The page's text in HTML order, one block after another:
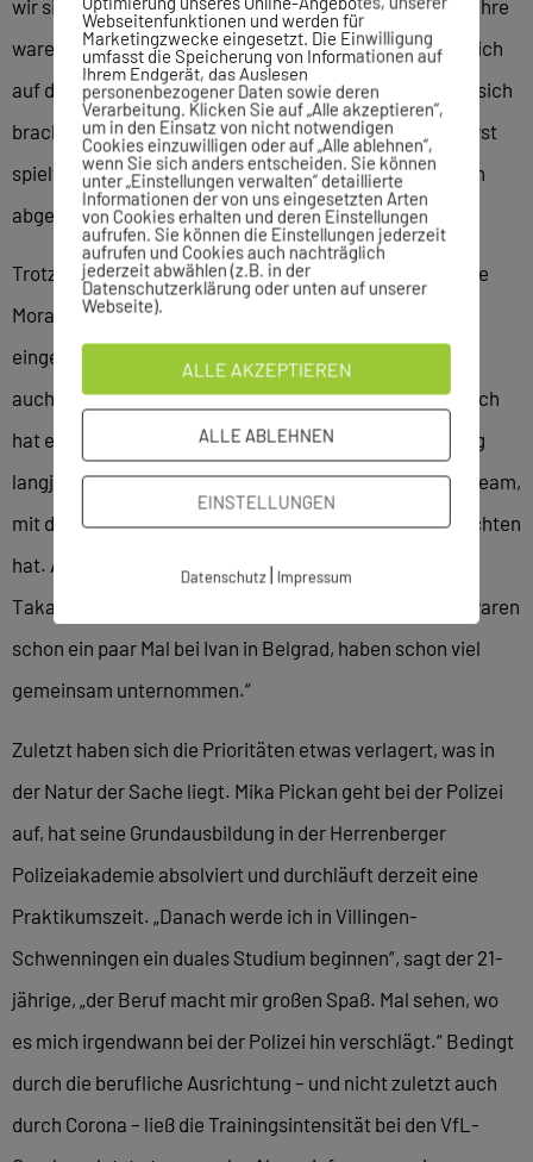
wir sicherlich zufrieden sein, aber die letzten beiden Jahre
waren doch etwas frustrierend“, meint er und bezieht sich
auf die Unwägbarkeiten, die die Corona-Pandemie mit sich
brachte. „Man wusste nie so recht, wo man dran war. Erst
spielten wir um den Aufstieg mit, dann wurde die Saison
abgebrochen, jetzt wurde nur die Hälfte gespielt.“
Trotzdem, und darauf legt Mika Pickan Wert, stimme die
Moral in der Mannschaft. „Wir sind eine recht
eingeschweißte Truppe, verstehen uns in der Halle und
auch außerhalb super.“ Was nicht verwundert, schließlich
hat er mit Sven Stolz, Thomas Barth und Carlos Dettling
langjährige Weggefährten ähnlichen Alters in seinem Team,
mit denen er schon zahlreiche (Wett-)Kämpfe ausgefochten
hat. Auch mit der VfL-Nummer eins, dem Serben Ivan
Takac, befindet man sich auf einer Wellenlänge. „Wir waren
schon ein paar Mal bei Ivan in Belgrad, haben schon viel
gemeinsam unternommen.“
Zuletzt haben sich die Prioritäten etwas verlagert, was in
der Natur der Sache liegt. Mika Pickan geht bei der Polizei
auf, hat seine Grundausbildung in der Herrenberger
Polizeiakademie absolviert und durchläuft derzeit eine
Praktikumszeit. „Danach werde ich in Villingen-
Schwenningen ein duales Studium beginnen“, sagt der 21-
jährige, „der Beruf macht mir großen Spaß. Mal sehen, wo
es mich irgendwann bei der Polizei hin verschlägt.“ Bedingt
durch die berufliche Ausrichtung – und nicht zuletzt auch
durch Corona – ließ die Trainingsintensität bei den VfL-
Webseitenfunktionen und werden für
Marketingzwecke eingesetzt. Die Einwilligung
umfasst die Speicherung von Informationen auf
Ihrem Endgerät, das Auslesen
personenbezogener Daten sowie deren
Verarbeitung. Klicken Sie auf „Alle akzeptieren“,
um in den Einsatz von nicht notwendigen
Cookies einzuwilligen oder auf „Alle ablehnen“,
wenn Sie sich anders entscheiden. Sie können
unter „Einstellungen verwalten“ detaillierte
Informationen der von uns eingesetzten Arten
von Cookies erhalten und deren Einstellungen
aufrufen. Sie können die Einstellungen jederzeit
aufrufen und Cookies auch nachträglich
jederzeit abwählen (z.B. in der
Datenschutzerklärung oder unten auf unserer
Webseite).
ALLE AKZEPTIEREN
ALLE ABLEHNEN
EINSTELLUNGEN
Datenschutz| Impressum